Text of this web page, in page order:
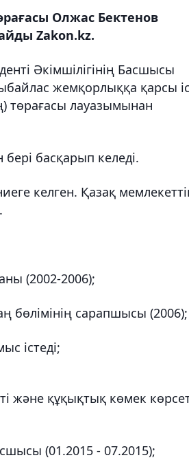
Олжас Бектенов
Zakon.kz.
Әкімшілігінің Басшысы
жемқорлыққа қарсы
төрағасы лауазымынан
басқарып келеді.
келген. Қазақ
(2002-2006);
бөлімінің сарапшысы (2006);
істеді;
және құқықтық көмек
(01.2015 - 07.2015);